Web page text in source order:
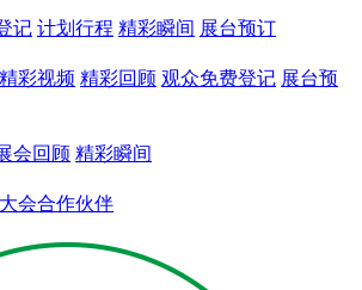
记 计划行程 精彩瞬间 展台预订
精彩视频 精彩回顾 观众免费登记 展台预
会回顾 精彩瞬间
大会合作伙伴